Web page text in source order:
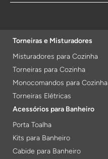
Torneiras e Misturadores
Misturadores para Cozinha
Torneiras para Cozinha
Monocomandos para Cozinha
Torneiras Elétricas
Acessórios para Banheiro
Porta Toalha
Kits para Banheiro
Cabide para Banheiro